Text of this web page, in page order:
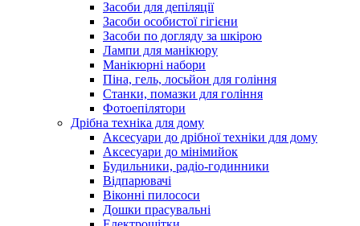
Засоби для депіляції
Засоби особистої гігієни
Засоби по догляду за шкірою
Лампи для манікюру
Манікюрні набори
Піна, гель, лосьйон для гоління
Станки, помазки для гоління
Фотоепілятори
Дрібна техніка для дому
Аксесуари до дрібної техніки для дому
Аксесуари до мінімийок
Будильники, радіо-годинники
Відпарювачі
Віконні пилососи
Дошки прасувальні